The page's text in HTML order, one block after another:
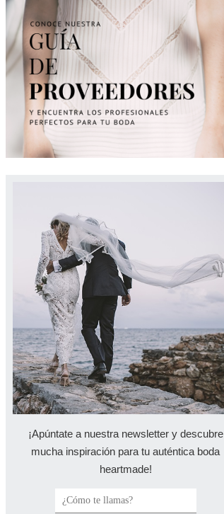
¡Apúntate a nuestra newsletter y descubre
mucha inspiración para tu auténtica boda
heartmade!